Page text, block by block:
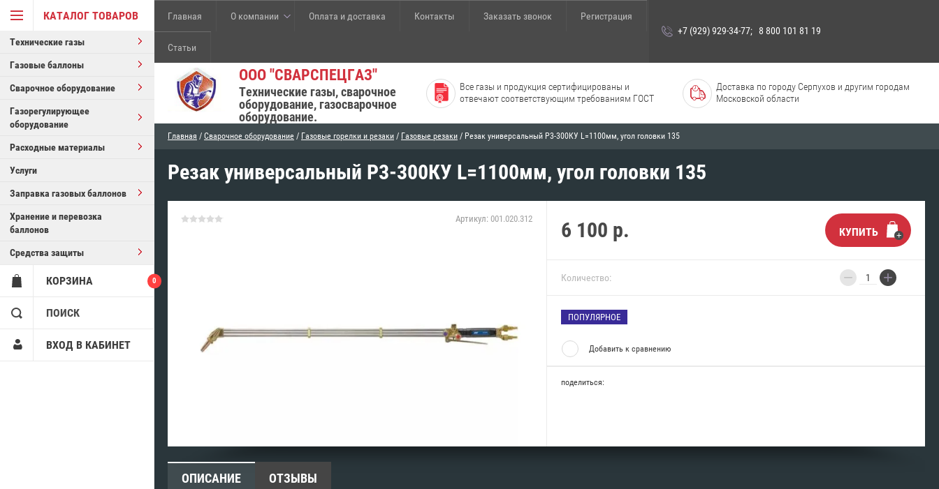
КАТАЛОГ ТОВАРОВ
Технические газы
Газовые баллоны
Сварочное оборудование
Газорегулирующее
оборудование
Расходные материалы
Услуги
Заправка газовых баллонов
Хранение и перевозка
баллонов
Средства защиты
КОРЗИНА 0
ПОИСК
ВХОД В КАБИНЕТ
Главная О компании Оплата и доставка Контакты Заказать звонок Регистрация
Статьи
+7 (929) 929-34-77; 8 800 101 81 19
ООО "СВАРСПЕЦГАЗ"
Технические газы, сварочное
оборудование, газосварочное
оборудование.
Все газы и продукция сертифицированы и
отвечают соответствующим требованиям ГОСТ
Доставка по городу Серпухов и другим городам
Московской области
Главная / Сварочное оборудование / Газовые горелки и резаки / Газовые резаки / Резак универсальный Р3-300КУ L=1100мм, угол головки 135
Резак универсальный Р3-300КУ L=1100мм, угол головки 135
Артикул: 001.020.312 6 100 р. КУПИТЬ
Количество: − +
ПОПУЛЯРНОЕ
Добавить к сравнению
поделиться:
ОПИСАНИЕ ОТЗЫВЫ